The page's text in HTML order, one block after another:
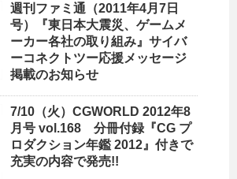
週刊ファミ通（2011年4月7日
号）『東日本大震災、ゲームメ
ーカー各社の取り組み』サイバ
ーコネクトツー応援メッセージ
掲載のお知らせ
7/10（火）CGWORLD 2012年8
月号 vol.168 分冊付録『CG プ
ロダクション年鑑 2012』付きで
充実の内容で発売!!